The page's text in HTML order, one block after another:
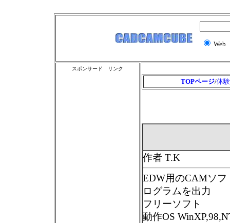
Web
スポンサード リンク
TOPページ/体
作者 T.K
EDW用のCAMソ
ログラムを出力
フリーソフト
動作OS